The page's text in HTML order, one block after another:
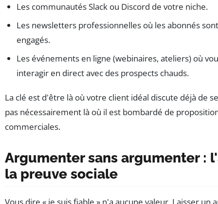
Les communautés Slack ou Discord de votre niche.
Les newsletters professionnelles où les abonnés
engagés.
Les événements en ligne (webinaires, ateliers) où
interagir en direct avec des prospects chauds.
La clé est d'être là où votre client idéal discute déjà de
pas nécessairement là où il est bombardé de
commerciales.
Argumenter sans argumenter :
la preuve sociale
Vous dire « je suis fiable » n'a aucune valeur. Laisser un